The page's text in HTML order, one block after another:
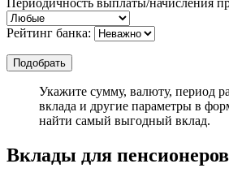
Рейтинг банка:
Укажите сумму, валюту, период
вклада и другие параметры в
найти самый выгодный вклад.
Вклады для